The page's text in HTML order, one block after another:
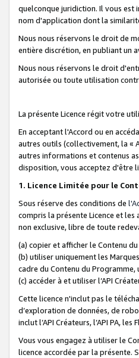
quelconque juridiction. Il vous
nom d'application dont la
Nous nous réservons le droit de
entière discrétion, en publiant un
Nous nous réservons le droit
autorisée ou toute utilisation
La présente Licence régit votre
En acceptant l'Accord ou en
autres outils (collectivement, la «
autres informations et contenus
disposition, vous acceptez d'être
1. Licence Limitée pour le
Sous réserve des conditions de
compris la présente Licence et les
non exclusive, libre de toute
(a) copier et afficher le Contenu
(b) utiliser uniquement les
cadre du Contenu du
(c) accéder à et utiliser l’API
Cette licence n'inclut pas le
d’exploration de données, de
inclut l’API Créateurs, l’API PA,
Vous vous engagez à utiliser le
licence accordée par la présente.